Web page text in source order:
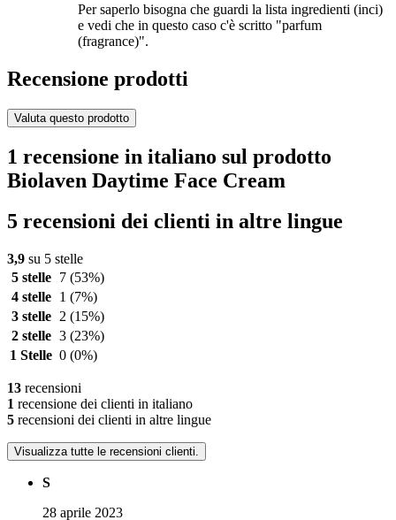
Per saperlo bisogna che guardi la lista ingredienti (inci)
e vedi che in questo caso c'è scritto "parfum
(fragrance)".
Recensione prodotti
Valuta questo prodotto
1 recensione in italiano sul prodotto
Biolaven Daytime Face Cream
5 recensioni dei clienti in altre lingue
3,9 su 5 stelle
5 stelle
7 (53%)
4 stelle
1 (7%)
3 stelle
2 (15%)
2 stelle 3 (23%)
1 Stelle 0 (0%)
13 recensioni
1 recensione dei clienti in italiano
5 recensioni dei clienti in altre lingue
Visualizza tutte le recensioni clienti.
S
28 aprile 2023